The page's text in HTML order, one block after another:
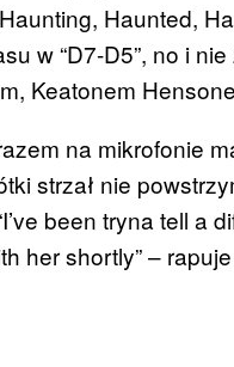
Haunted,
w “D7-D5”, no i
Keatonem
na mikrofonie
strzał nie
been tryna tell a
her shortly” –